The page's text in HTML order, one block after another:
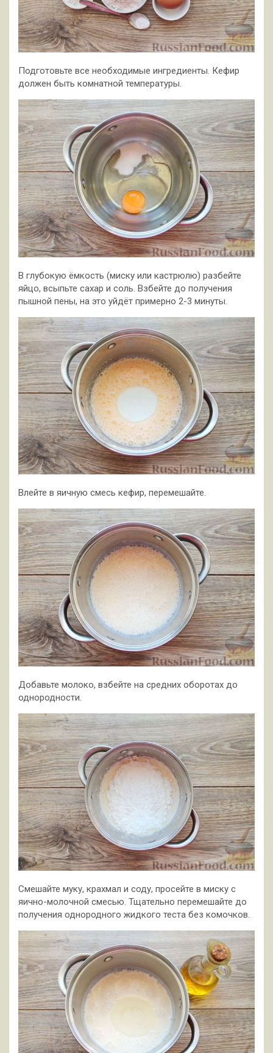
Подготовьте все необходимые ингредиенты. Кефир
должен быть комнатной температуры.
В глубокую ёмкость (миску или кастрюлю) разбейте
яйцо, всыпьте сахар и соль. Взбейте до получения
пышной пены, на это уйдёт примерно 2-3 минуты.
Влейте в яичную смесь кефир, перемешайте.
Добавьте молоко, взбейте на средних оборотах до
однородности.
Смешайте муку, крахмал и соду, просейте в миску с
яично-молочной смесью. Тщательно перемешайте до
получения однородного жидкого теста без комочков.